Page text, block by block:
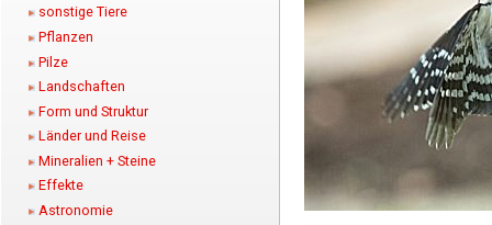
sonstige Tiere
Pflanzen
Pilze
Landschaften
Form und Struktur
Länder und Reise
Mineralien + Steine
Effekte
Astronomie